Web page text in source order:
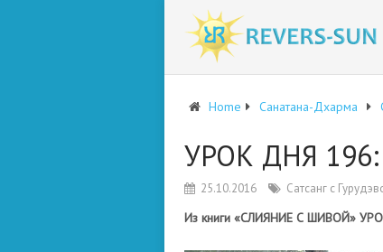
Home Санатана-Дхарма
УРОК ДНЯ
25.10.2016 Сатсанг с
Из книги «СЛИЯНИЕ С ШИВОЙ»